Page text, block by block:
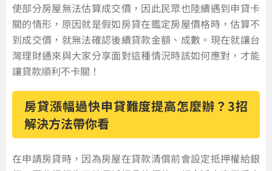
使部分房屋無法估算成交價，因此民眾也陸續遇到申貸卡
關的情形，原因就是假如房貸在鑑定房屋價格時，估算不
到成交價，就無法確認後續貸款金額、成數。現在就讓台
灣理財通來與大家分享面對這種情況時該如何應對，才能
讓貸款順利不卡關！
房貸漲幅過快申貸難度提高怎麼辦？3招
解決方法帶你看
在申請房貸時，因為房屋在貸款清償前會設定抵押權給銀